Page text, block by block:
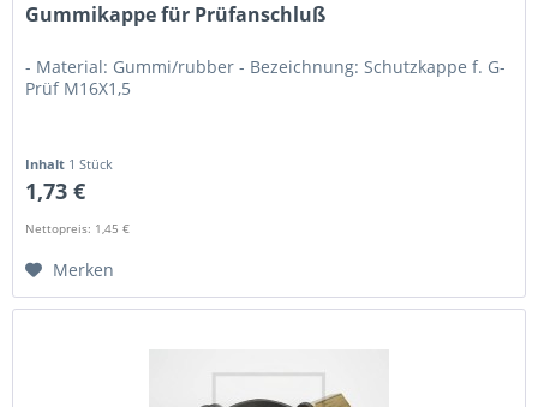
Gummikappe für Prüfanschluß
- Material: Gummi/rubber - Bezeichnung: Schutzkappe f. G-
Prüf M16X1,5
Inhalt 1 Stück
1,73 €
Nettopreis: 1,45 €
Merken